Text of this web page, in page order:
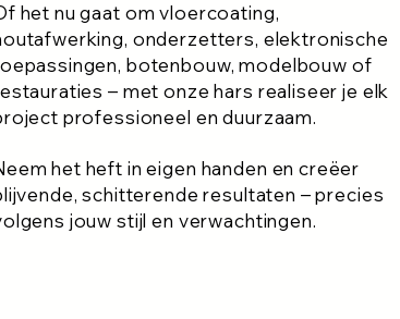
het nu gaat om vloercoating,
onderzetters, elektronische
botenbouw, modelbouw of
– met onze hars realiseer je elk
professioneel en duurzaam.
het heft in eigen handen en creëer
schitterende resultaten – precies
jouw stijl en verwachtingen.